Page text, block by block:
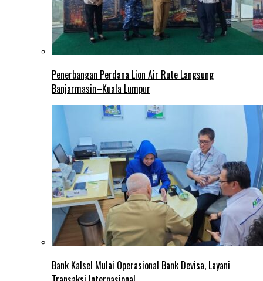
Penerbangan Perdana Lion Air Rute Langsung
Banjarmasin–Kuala Lumpur
Bank Kalsel Mulai Operasional Bank Devisa, Layani